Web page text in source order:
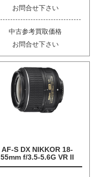
お問合せ下さい
中古参考買取価格
お問合せ下さい
AF-S DX NIKKOR 18-
55mm f/3.5-5.6G VR II